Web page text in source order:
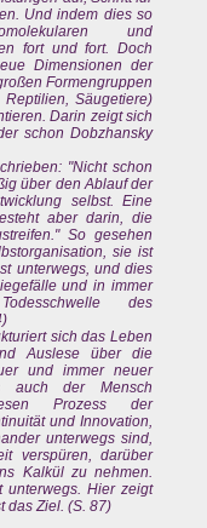
Und indem dies so
und
fort und fort. Doch
Dimensionen der
Formengruppen
Säugetiere)
Darin zeigt sich
schon Dobzhansky
"Nicht schon
über den Ablauf der
selbst. Eine
aber darin, die
So gesehen
sie ist
unterwegs, und dies
und in immer
des
sich das Leben
Auslese über die
und immer neuer
auch der Mensch
Prozess der
und Innovation,
unterwegs sind,
verspüren, darüber
Kalkül zu nehmen.
unterwegs. Hier zeigt
das Ziel. (S. 87)